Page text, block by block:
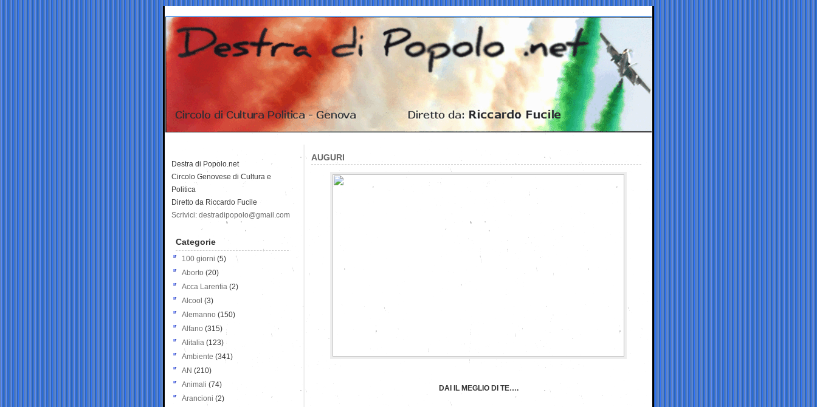
AUGURI
DAI IL MEGLIO DI TE….
Destra di Popolo.net
Circolo Genovese di Cultura e
Politica
Diretto da Riccardo Fucile
Scrivici: destradipopolo@gmail.com
Categorie
100 giorni (5)
Aborto (20)
Acca Larentia (2)
Alcool (3)
Alemanno (150)
Alfano (315)
Alitalia (123)
Ambiente (341)
AN (210)
Animali (74)
Arancioni (2)